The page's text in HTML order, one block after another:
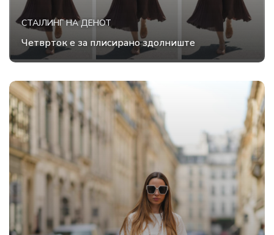
СТАЈЛИНГ НА ДЕНОТ
Четврток е за плисирано здолниште